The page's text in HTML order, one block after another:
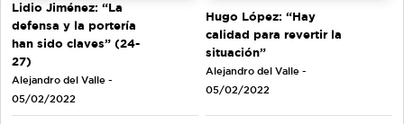
Lidio Jiménez: “La
defensa y la portería
han sido claves” (24-
27)
Alejandro del Valle -
05/02/2022
Hugo López: “Hay
calidad para revertir la
situación”
Alejandro del Valle -
05/02/2022